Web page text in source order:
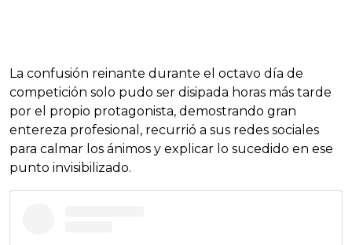
La confusión reinante durante el octavo día de
competición solo pudo ser disipada horas más tarde
por el propio protagonista, demostrando gran
entereza profesional, recurrió a sus redes sociales
para calmar los ánimos y explicar lo sucedido en ese
punto invisibilizado.